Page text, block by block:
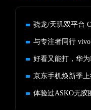
骁龙/天玑双平台
与专注者同行
好看又能打，华为
京东手机焕新季